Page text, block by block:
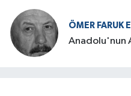
ÖMER FARUK
Anadolu'nun